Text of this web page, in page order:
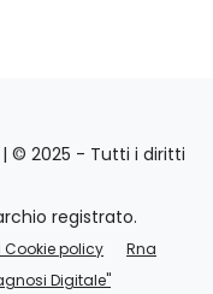
| © 2025 - Tutti i diritti
registrato.
Cookie policy
Rna
Digitale"